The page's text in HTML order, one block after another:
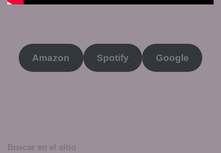
Amazon Spotify Google
Buscar en el sitio